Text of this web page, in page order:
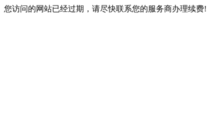
您访问的网站已经过期，请尽快联系您的服务商办理续费!